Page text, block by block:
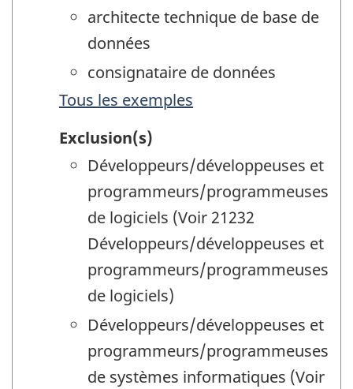
architecte technique de base de
données
consignataire de données
Tous les exemples
Exclusion(s)
Développeurs/développeuses et
programmeurs/programmeuses
de logiciels (Voir 21232
Développeurs/développeuses et
programmeurs/programmeuses
de logiciels)
Développeurs/développeuses et
programmeurs/programmeuses
de systèmes informatiques (Voir